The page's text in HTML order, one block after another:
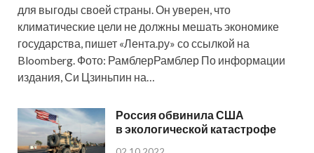
для выгоды своей страны. Он уверен, что
климатические цели не должны мешать экономике
государства, пишет «Лента.ру» со ссылкой на
Bloomberg. Фото: РамблерРамблер По информации
издания, Си Цзиньпин на…
Россия обвинила США
в экологической катастрофе